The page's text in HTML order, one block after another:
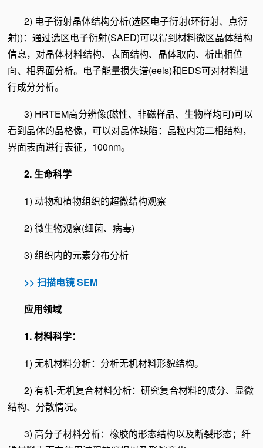
2) 电子衍射晶体结构分析(选区电子衍射(环衍射、点衍
射))：通过选区电子衍射(SAED)可以得到材料微区晶体结构
信息，对晶体材料结构、表面结构、晶体取向、析出相位
向、相界面分析。电子能量损失谱(eels)和EDS可对材料进
行成分分析。
3) HRTEM高分辨像(磁性、非磁样品、生物样均可)可以
看到晶体的晶格像，可以对晶体缺陷：晶粒内第二相结构，
界面表面进行表征，100nm。
2. 生命科学
1) 动物和植物组织的超微结构观察
2) 微生物观察(细菌、病毒)
3) 组织内的元素分布分析
>>扫描电镜 SEM
应用领域
1. 材料科学：
1) 无机材料分析：分析无机材料形貌结构。
2) 有机-无机复合材料分析：研究复合材料的成分、显微
结构、分散情况。
3) 高分子材料分析：橡胶的形态结构以及断裂形态；纤